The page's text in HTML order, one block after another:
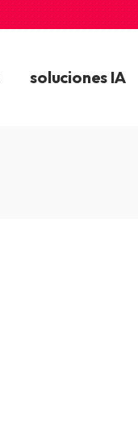
soluciones IA